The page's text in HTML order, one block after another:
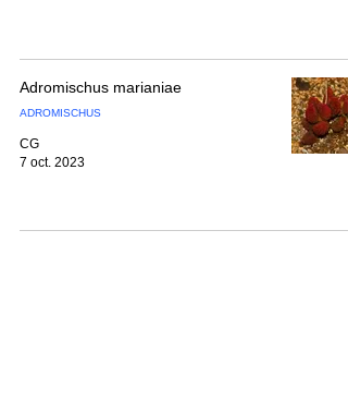
Adromischus marianiae
ADROMISCHUS
CG
7 oct. 2023